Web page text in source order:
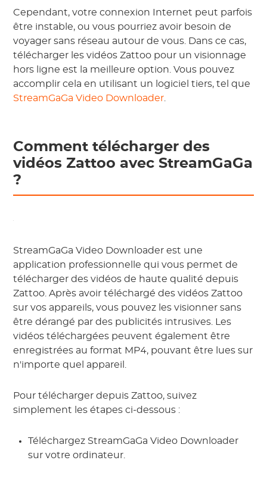
Cependant, votre connexion Internet peut parfois
être instable, ou vous pourriez avoir besoin de
voyager sans réseau autour de vous. Dans ce cas,
télécharger les vidéos Zattoo pour un visionnage
hors ligne est la meilleure option. Vous pouvez
accomplir cela en utilisant un logiciel tiers, tel que
StreamGaGa Video Downloader.
Comment télécharger des
vidéos Zattoo avec StreamGaGa
?
StreamGaGa Video Downloader est une
application professionnelle qui vous permet de
télécharger des vidéos de haute qualité depuis
Zattoo. Après avoir téléchargé des vidéos Zattoo
sur vos appareils, vous pouvez les visionner sans
être dérangé par des publicités intrusives. Les
vidéos téléchargées peuvent également être
enregistrées au format MP4, pouvant être lues sur
n'importe quel appareil.
Pour télécharger depuis Zattoo, suivez
simplement les étapes ci-dessous :
Téléchargez StreamGaGa Video Downloader
sur votre ordinateur.